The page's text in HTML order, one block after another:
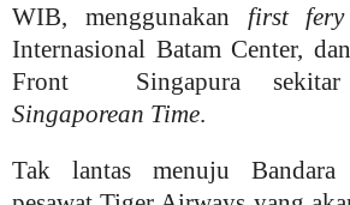
WIB, menggunakan first fery
Internasional Batam Center,
Front Singapura
Singaporean Time.
Tak lantas menuju Bandara